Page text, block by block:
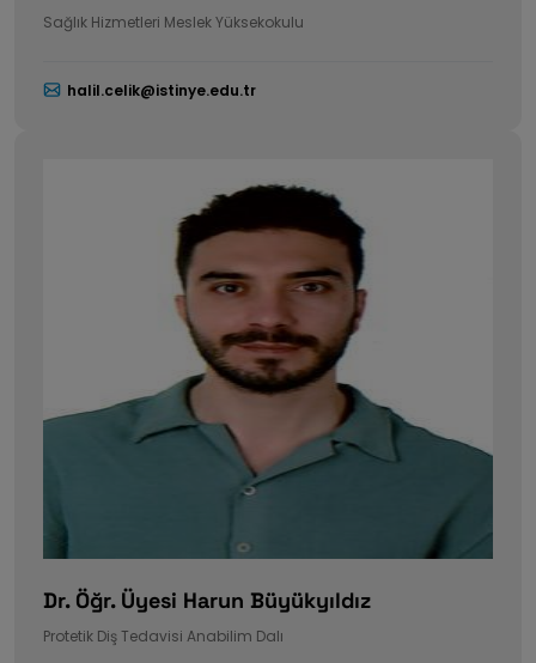
Sağlık Hizmetleri Meslek Yüksekokulu
halil.celik@istinye.edu.tr
Dr. Öğr. Üyesi Harun Büyükyıldız
Protetik Diş Tedavisi Anabilim Dalı